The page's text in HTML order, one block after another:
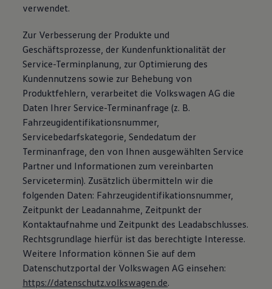
verwendet.
Zur Verbesserung der Produkte und
Geschäftsprozesse, der Kundenfunktionalität der
Service-Terminplanung, zur Optimierung des
Kundennutzens sowie zur Behebung von
Produktfehlern, verarbeitet die Volkswagen AG die
Daten Ihrer Service-Terminanfrage (z. B.
Fahrzeugidentifikationsnummer,
Servicebedarfskategorie, Sendedatum der
Terminanfrage, den von Ihnen ausgewählten Service
Partner und Informationen zum vereinbarten
Servicetermin). Zusätzlich übermitteln wir die
folgenden Daten: Fahrzeugidentifikationsnummer,
Zeitpunkt der Leadannahme, Zeitpunkt der
Kontaktaufnahme und Zeitpunkt des Leadabschlusses.
Rechtsgrundlage hierfür ist das berechtigte Interesse.
Weitere Information können Sie auf dem
Datenschutzportal der Volkswagen AG einsehen:
https://datenschutz.volkswagen.de.